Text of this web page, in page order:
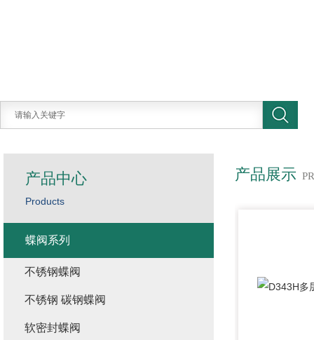
产品展示
产品中心
Products
蝶阀系列
不锈钢蝶阀
不锈钢 碳钢蝶阀
软密封蝶阀